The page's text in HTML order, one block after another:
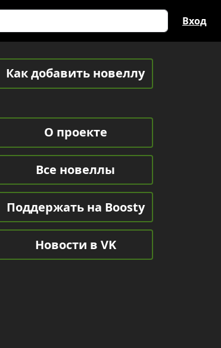
Вход
Как добавить новеллу
О проекте
Все новеллы
Поддержать на Boosty
Новости в VK